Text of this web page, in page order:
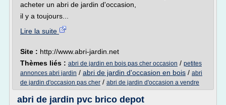
acheter un abri de jardin d'occasion,
il y a toujours...
Lire la suite
Site : http://www.abri-jardin.net
Thèmes liés : abri de jardin en bois pas cher occasion / petites
annonces abri jardin / abri de jardin d'occasion en bois / abri
de jardin d'occasion pas cher / abri de jardin d'occasion a vendre
abri de jardin pvc brico depot